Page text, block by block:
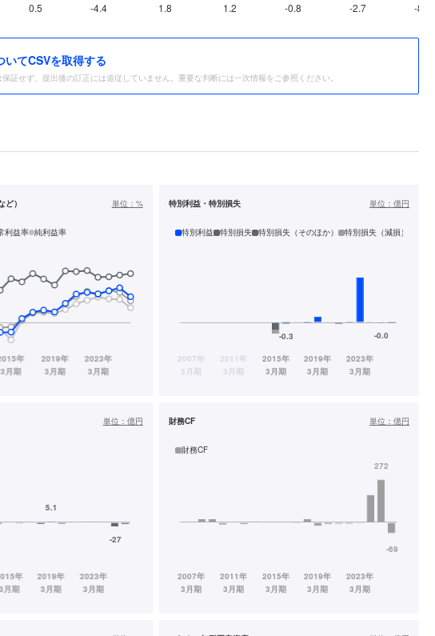
0.5 -4.4 1.8 1.2 -0.8 -2.7 -8.3
いてCSVを取得する
せず、提出後の訂正には追従していません。重要な判断には一次情報をご参照ください。
） 単位： %
利益率 純利益率
特別利益・特別損失 単位： 億円
特別利益 特別損失 特別損失（そのほか） 特別損失（減損）
単位： 億円 財務CF 単位： 億円
財務CF